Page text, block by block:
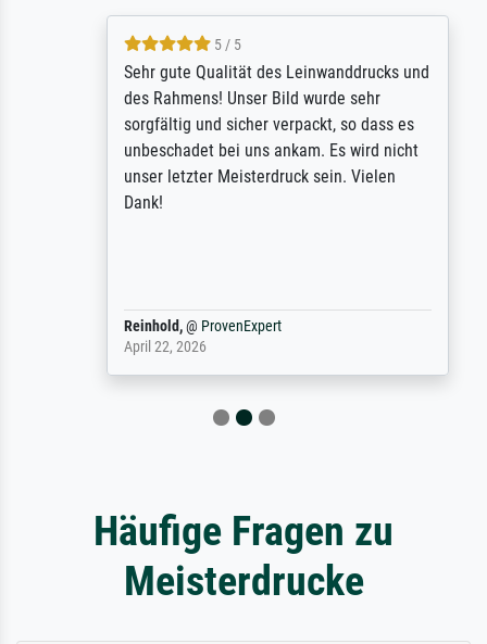
5 / 5
Sehr gute Qualität des Leinwanddrucks und
des Rahmens! Unser Bild wurde sehr
sorgfältig und sicher verpackt, so dass es
unbeschadet bei uns ankam. Es wird nicht
unser letzter Meisterdruck sein. Vielen
Dank!
Reinhold,@ProvenExpert
April 22, 2026
Häufige Fragen zu
Meisterdrucke